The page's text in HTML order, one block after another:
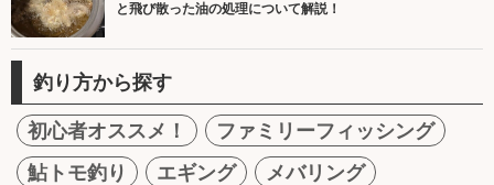
と飛び散った油の処理について解説！
釣り方から探す
初心者オススメ！
ファミリーフィッシング
鮎トモ釣り
エギング
メバリング